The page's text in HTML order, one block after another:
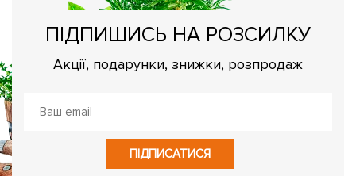
ПІДПИШИСЬ НА РОЗСИЛКУ
Акції, подарунки, знижки, розпродаж
ПІДПИСАТИСЯ